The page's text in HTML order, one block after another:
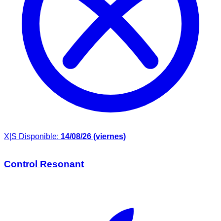
X|S Disponible: 14/08/26 (viernes)
Control Resonant